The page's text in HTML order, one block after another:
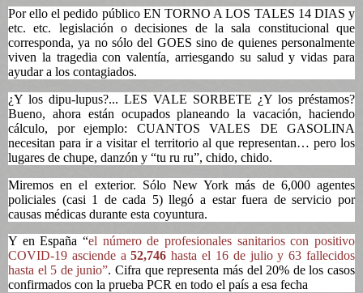
Por ello el pedido público EN TORNO A LOS TALES 14 DIAS y
etc. etc. legislación o decisiones de la sala constitucional que
corresponda, ya no sólo del GOES sino de quienes personalmente
viven la tragedia con valentía, arriesgando su salud y vidas para
ayudar a los contagiados.
¿Y los dipu-lupus?... LES VALE SORBETE ¿Y los préstamos?
Bueno, ahora están ocupados planeando la vacación, haciendo
cálculo, por ejemplo: CUANTOS VALES DE GASOLINA
necesitan para ir a visitar el territorio al que representan… pero los
lugares de chupe, danzón y “tu ru ru”, chido, chido.
Miremos en el exterior. Sólo New York más de 6,000 agentes
policiales (casi 1 de cada 5) llegó a estar fuera de servicio por
causas médicas durante esta coyuntura.
Y en España “el número de profesionales sanitarios con positivo
COVID-19 asciende a52,746 hasta el 16 de julio y 63 fallecidos
hasta el 5 de junio”. Cifra que representa más del 20% de los casos
confirmados con la prueba PCR en todo el país a esa fecha